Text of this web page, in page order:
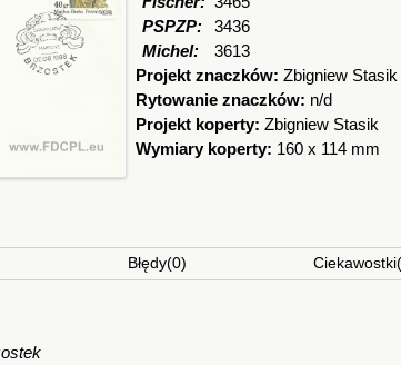
PSPZP:
3436
Michel:
3613
Projekt znaczków: Zbigniew Stasik
Rytowanie znaczków: n/d
Projekt koperty: Zbigniew Stasik
Wymiary koperty: 160 x 114 mm
Błędy(0)